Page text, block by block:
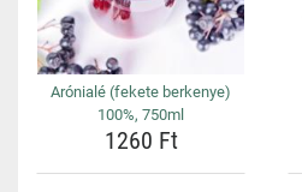
Arónialé (fekete berkenye)
100%, 750ml
1260 Ft